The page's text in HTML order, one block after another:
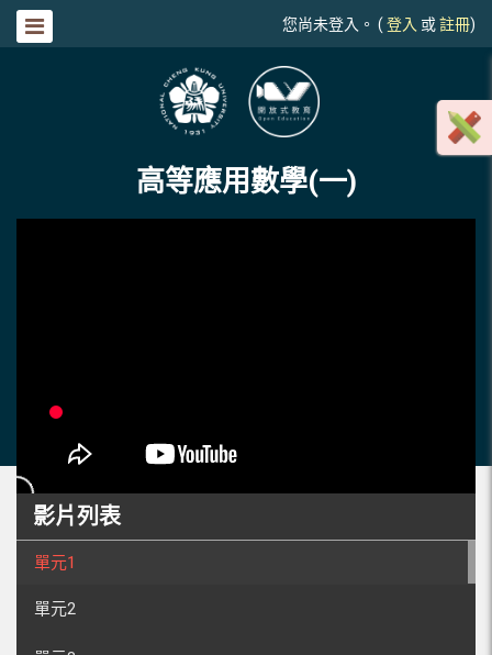
您尚未登入。 ( 登入 或註冊)
高等應用數學(一)
影片列表
單元1
單元2